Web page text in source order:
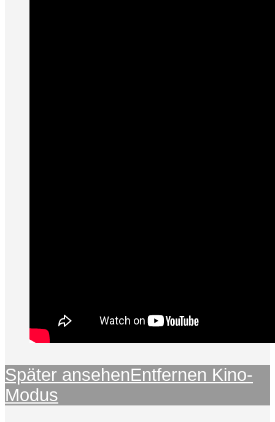
Später ansehenEntfernen Kino-
Modus